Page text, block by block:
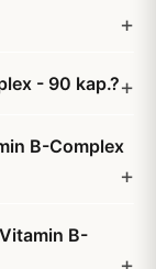
- 90 kap.?
B-Complex
B-